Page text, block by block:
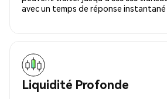
avec un temps de réponse
Liquidité Profonde